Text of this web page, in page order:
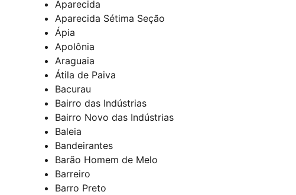
Aparecida
Aparecida Sétima Seção
Ápia
Apolônia
Araguaia
Átila de Paiva
Bacurau
Bairro das Indústrias
Bairro Novo das Indústrias
Baleia
Bandeirantes
Barão Homem de Melo
Barreiro
Barro Preto